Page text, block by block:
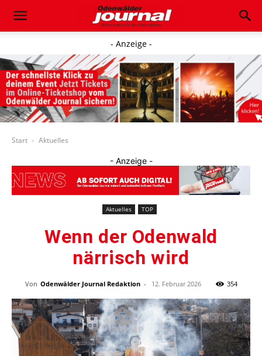
- Anzeige -
Start Aktuelles
- Anzeige -
Aktuelles TOP
Wenn der Odenwald
närrisch wird
Von Odenwälder Journal Redaktion - 12. Februar 2026 354